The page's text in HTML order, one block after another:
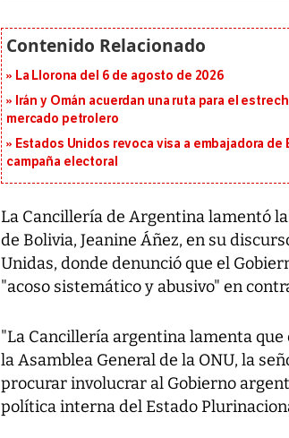
La Llorona del 6 de agosto de 2026
Irán y Omán acuerdan una ruta para el
mercado petrolero
Estados Unidos revoca visa a embajadora
campaña electoral
La Cancillería de Argentina lamentó
de Bolivia, Jeanine Áñez, en su
Unidas, donde denunció que el
"acoso sistemático y abusivo" en
"La Cancillería argentina lamenta
la Asamblea General de la ONU, la
procurar involucrar al Gobierno
política interna del Estado